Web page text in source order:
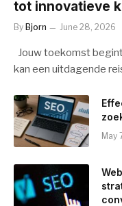
tot innovatieve
By Bjorn June 28, 2026
Jouw toekomst
kan een uitdagende
May